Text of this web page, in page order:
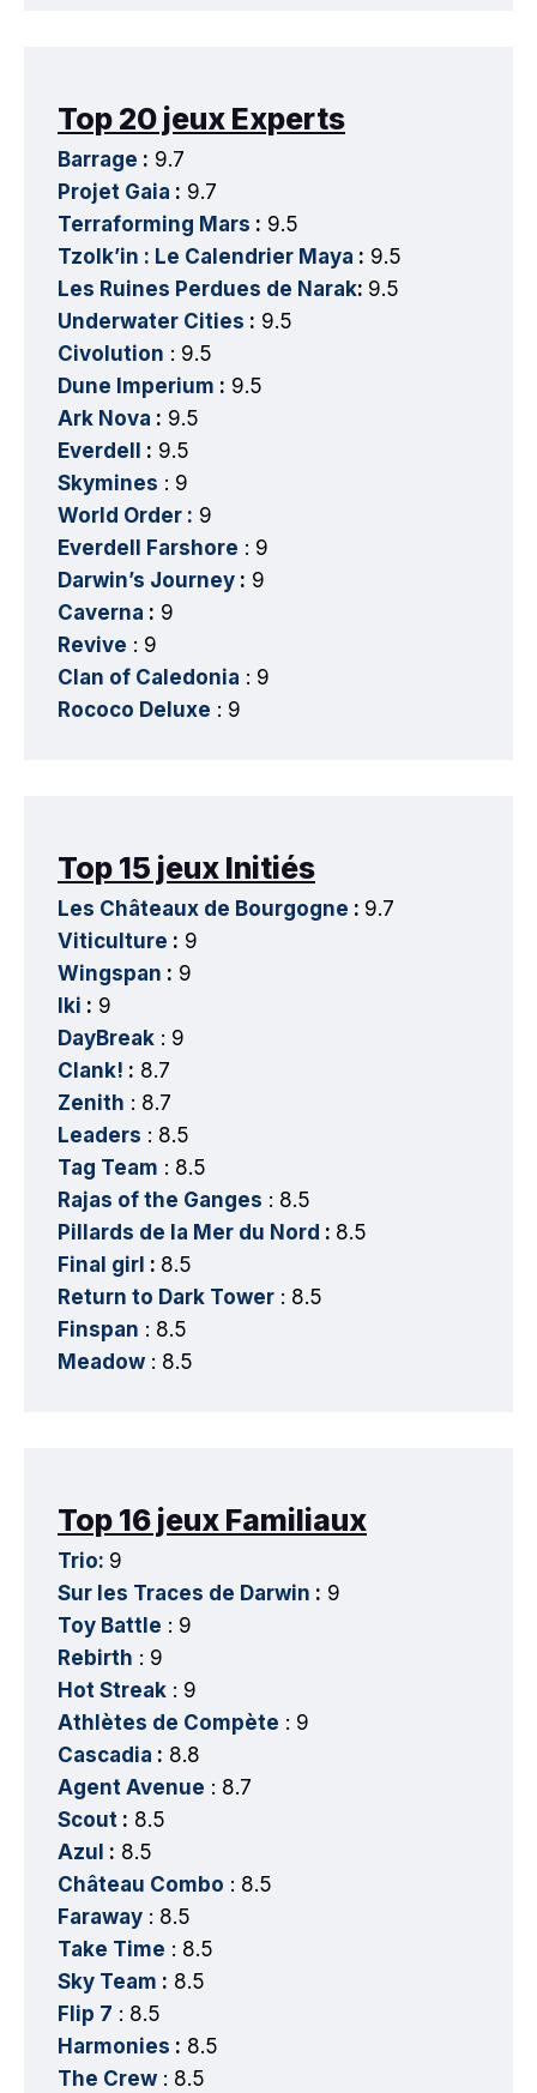
Top 20 jeux Experts
Barrage : 9.7
Projet Gaia : 9.7
Terraforming Mars : 9.5
Tzolk’in : Le Calendrier Maya : 9.5
Les Ruines Perdues de Narak: 9.5
Underwater Cities : 9.5
Civolution : 9.5
Dune Imperium : 9.5
Ark Nova : 9.5
Everdell
: 9.5
Skymines : 9
World Order : 9
Everdell Farshore : 9
Darwin’s Journey : 9
Caverna : 9
Revive : 9
Clan of Caledonia : 9
Rococo Deluxe : 9
Top 15 jeux Initiés
Les Châteaux de Bourgogne : 9.7
Viticulture : 9
Wingspan : 9
Iki : 9
DayBreak : 9
Clank! : 8.7
Zenith : 8.7
Leaders : 8.5
Tag Team : 8.5
Rajas of the Ganges : 8.5
Pillards de la Mer du Nord : 8.5
Final girl : 8.5
Return to Dark Tower : 8.5
Finspan : 8.5
Meadow : 8.5
Top 16 jeux Familiaux
Trio: 9
Sur les Traces de Darwin : 9
Toy Battle : 9
Rebirth : 9
Hot Streak : 9
Athlètes de Compète : 9
Cascadia : 8.8
Agent Avenue : 8.7
Scout : 8.5
Azul : 8.5
Château Combo : 8.5
Faraway : 8.5
Take Time : 8.5
Sky Team : 8.5
Flip 7 : 8.5
Harmonies : 8.5
The Crew : 8.5